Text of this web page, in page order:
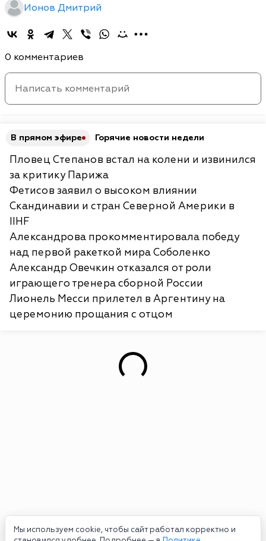
Мы используем cookie, чтобы сайт работал корректно и
Ионов Дмитрий
0 комментариев
В прямом эфире Горячие новости недели
Пловец Степанов встал на колени и извинился
за критику Парижа
Фетисов заявил о высоком влиянии
Скандинавии и стран Северной Америки в
IIHF
Александрова прокомментировала победу
над первой ракеткой мира Соболенко
Александр Овечкин отказался от роли
играющего тренера сборной России
Лионель Месси прилетел в Аргентину на
церемонию прощания с отцом